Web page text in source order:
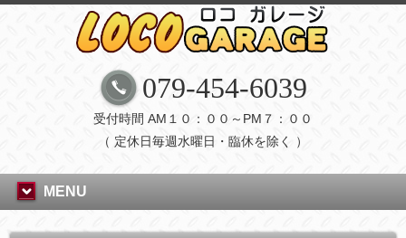
079-454-6039
受付時間 AM１０：００～PM７：００
（ 定休日毎週水曜日・臨休を除く ）
MENU